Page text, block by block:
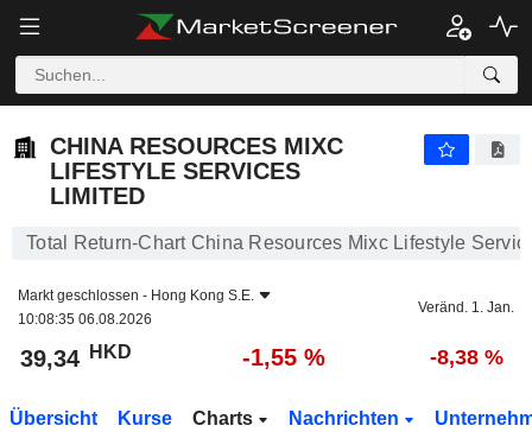
CHINA RESOURCES MIXC
LIFESTYLE SERVICES
LIMITED
Total Return-Chart China Resources Mixc Lifestyle
Markt geschlossen - Hong Kong S.E.
10:08:35 06.08.2026
Veränd. 1. Jan.
39,34 HKD -1,55 % -8,38 %
Übersicht Kurse Charts Nachrichten